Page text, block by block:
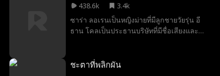
438.6k
3.4k
ซาร่า ลอเรนเป็นหญิงม่ายที่มีลูกชายวัยรุ่น อี
ธาน โคลเป็นประธานบริษัทที่มีชื่อเสียงและ
เหมือนไม่จำเป็น และเขาจะไม่หยุดยั้งจนกว่าจะ
ชะตาที่พลิกผัน